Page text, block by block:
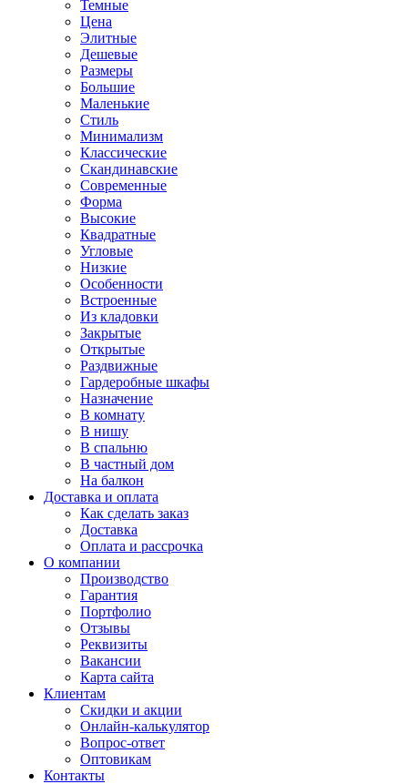
Темные
Цена
Элитные
Дешевые
Размеры
Большие
Маленькие
Стиль
Минимализм
Классические
Скандинавские
Современные
Форма
Высокие
Квадратные
Угловые
Низкие
Особенности
Встроенные
Из кладовки
Закрытые
Открытые
Раздвижные
Гардеробные шкафы
Назначение
В комнату
В нишу
В спальню
В частный дом
На балкон
Доставка и оплата
Как сделать заказ
Доставка
Оплата и рассрочка
О компании
Производство
Гарантия
Портфолио
Отзывы
Реквизиты
Вакансии
Карта сайта
Клиентам
Скидки и акции
Онлайн-калькулятор
Вопрос-ответ
Оптовикам
Контакты